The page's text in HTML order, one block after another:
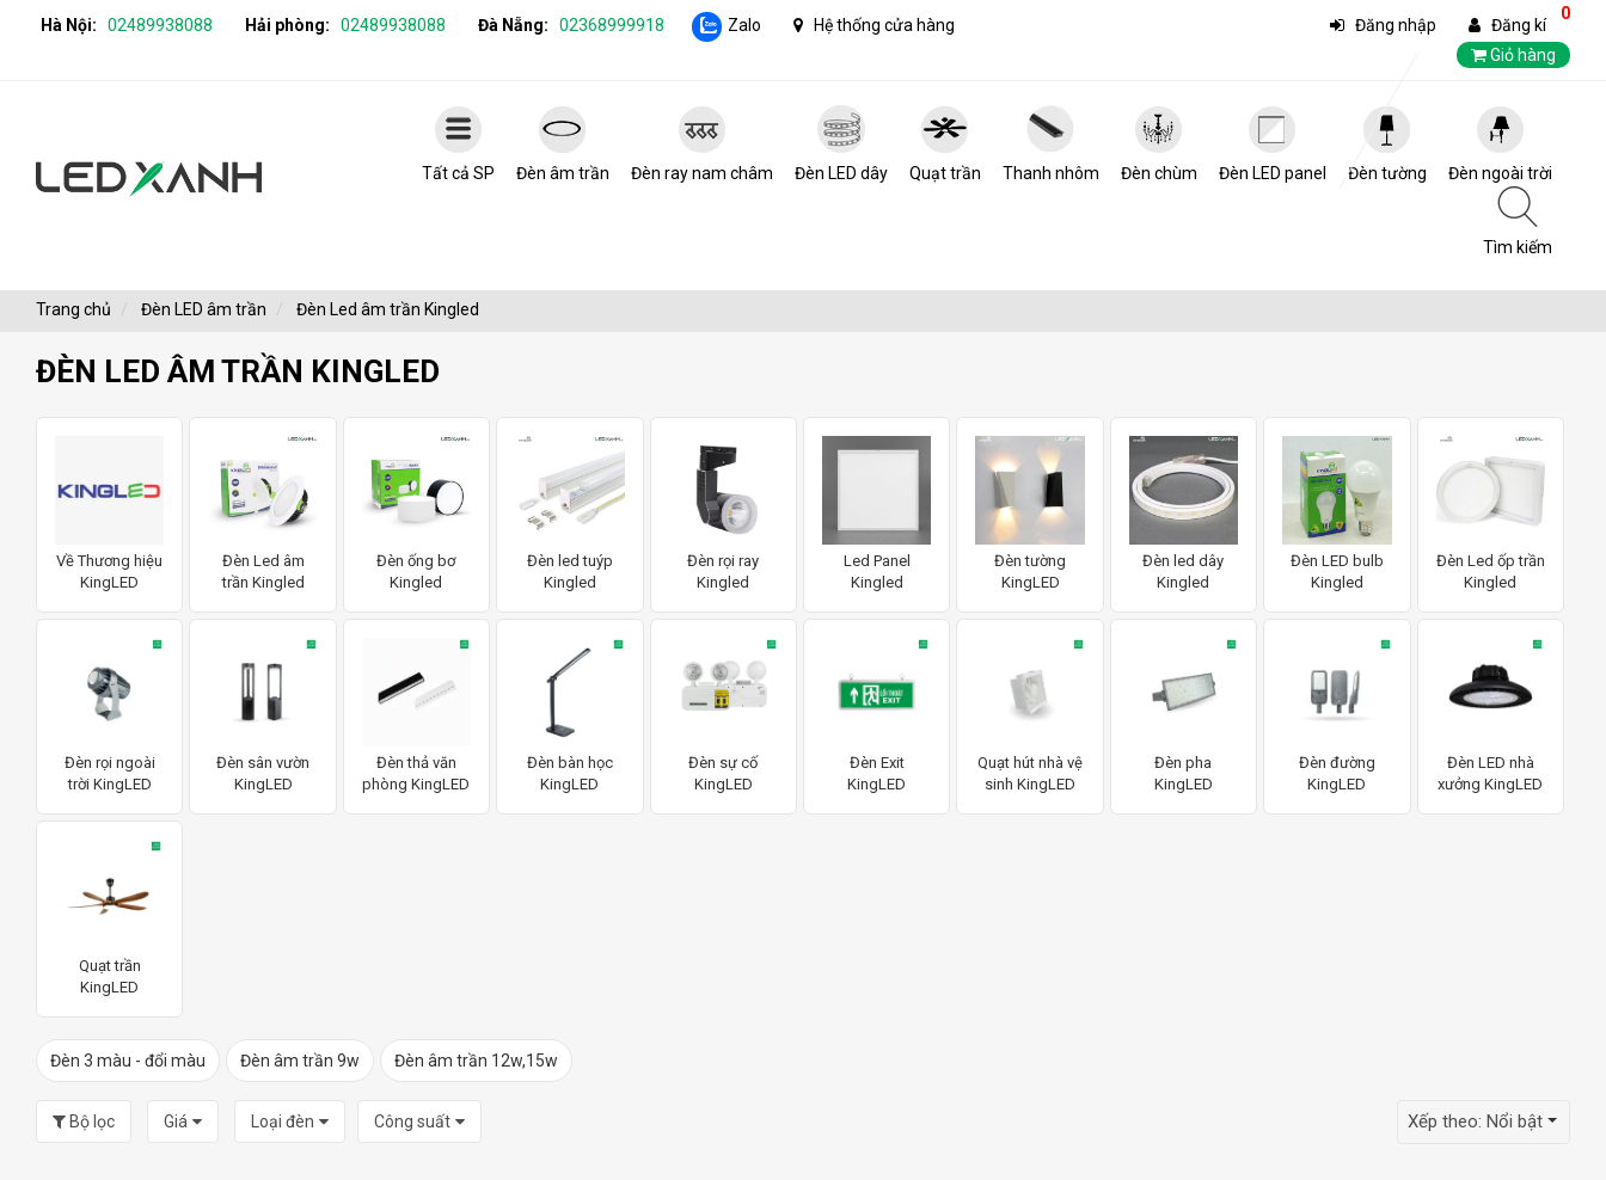
Hà Nội: 02489938088 Hải phòng: 02489938088 Đà Nẵng: 02368999918 Zalo Hệ thống cửa hàng Đăng nhập
Đăng kí
Giỏ hàng
0
Tất cả SP Đèn âm trần Đèn ray nam châm Đèn LED dây Quạt trần Thanh nhôm Đèn chùm Đèn LED panel Đèn tường Đèn ngoài trời
Tìm kiếm
Trang chủ Đèn LED âm trần Đèn Led âm trần Kingled
ĐÈN LED ÂM TRẦN KINGLED
Về Thương hiệu
KingLED
Đèn Led âm
trần Kingled
Đèn ống bơ
Kingled
Đèn led tuýp
Kingled
Đèn rọi ray
Kingled
Led Panel
Kingled
Đèn tường
KingLED
Đèn led dây
Kingled
Đèn LED bulb
Kingled
Đèn Led ốp trần
Kingled
Đèn rọi ngoài
trời KingLED
Đèn sân vườn
KingLED
Đèn thả văn
phòng KingLED
Đèn bàn học
KingLED
Đèn sự cố
KingLED
Đèn Exit
KingLED
Quạt hút nhà vệ
sinh KingLED
Đèn pha
KingLED
Đèn đường
KingLED
Đèn LED nhà
xưởng KingLED
Quạt trần
KingLED
Đèn 3 màu - đổi màu Đèn âm trần 9w Đèn âm trần 12w,15w
Bộ lọc Giá Xếp theo: Nổi bật
Loại đèn Công suất